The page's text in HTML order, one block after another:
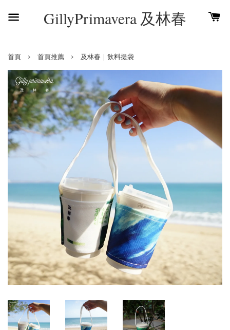
GillyPrimavera 及林春
首頁 › 首頁推薦 › 及林春｜飲料提袋